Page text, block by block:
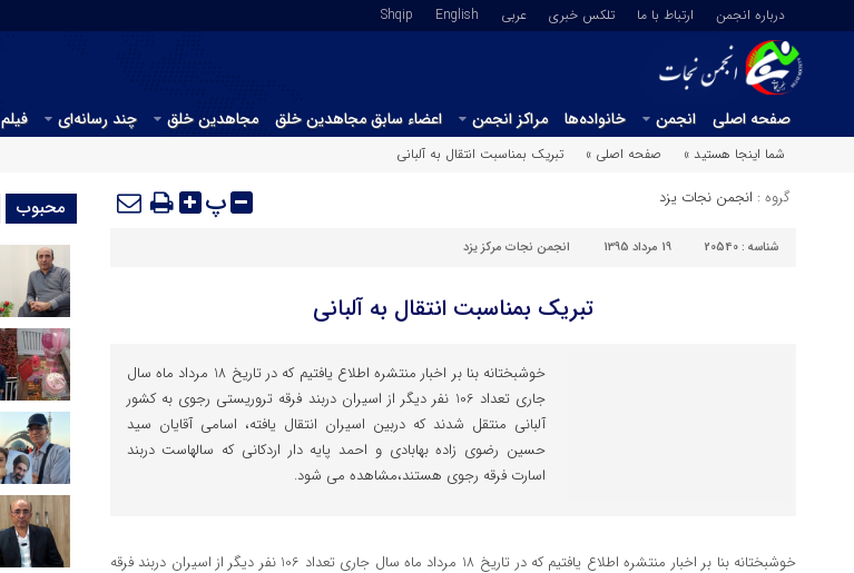
درباره انجمن ارتباط با ما تلکس خبری عربي English
Shqip
صفحه اصلی انجمن خانواده‌ها مراکز انجمن اعضاء سابق مجاهدین خلق مجاهدین خلق چند رسانه‌ای فیلم
شما اینجا هستید »
صفحه اصلی » تبریک بمناسبت انتقال به آلبانی
گروه : انجمن نجات یزد پ
شناسه : 20540 19 مرداد 1395 انجمن نجات مرکز یزد
تبریک بمناسبت انتقال به آلبانی
خوشبختانه بنا بر اخبار منتشره اطلاع یافتیم که در تاریخ 18 مرداد ماه سال
جاری تعداد 106 نفر دیگر از اسیران دربند فرقه تروریستی رجوی به کشور
آلبانی منتقل شدند که دربین اسیران انتقال یافته، اسامی آقایان سید
حسین رضوی زاده بهابادی و احمد پایه دار اردکانی که سالهاست دربند
اسارت فرقه رجوی هستند،مشاهده می شود.
خوشبختانه بنا بر اخبار منتشره اطلاع یافتیم که در تاریخ 18 مرداد ماه سال جاری تعداد 106 نفر دیگر از اسیران دربند فرقه
محبوب